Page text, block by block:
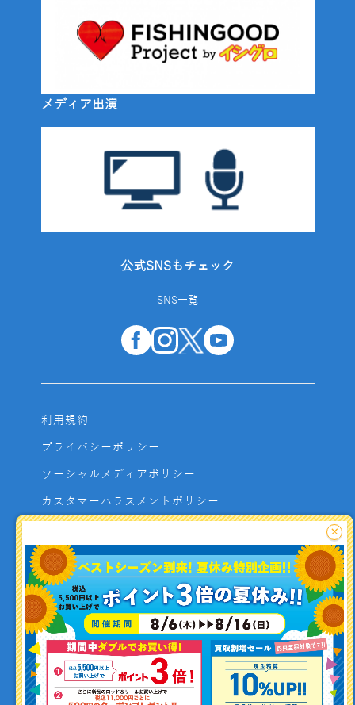
釣り情報を
投稿する
メディア出演
公式SNSもチェック
SNS一覧
利用規約
プライバシーポリシー
ソーシャルメディアポリシー
カスタマーハラスメントポリシー
よくあるご質問
お問い合わせ
利用者資金の保全方法
×